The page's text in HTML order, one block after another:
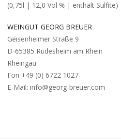
(0,75l | 12,0 Vol % | enthält Sulfite)
WEINGUT GEORG BREUER
Geisenheimer Straße 9
D-65385 Rüdesheim am Rhein
Rheingau
Fon +49 (0) 6722 1027
E-Mail: info@georg-breuer.com